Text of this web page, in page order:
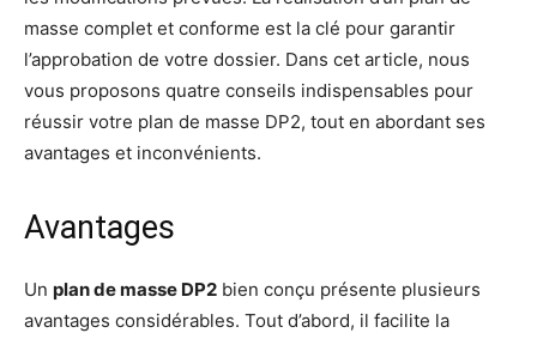
masse complet et conforme est la clé pour garantir
l’approbation de votre dossier. Dans cet article, nous
vous proposons quatre conseils indispensables pour
réussir votre plan de masse DP2, tout en abordant ses
avantages et inconvénients.
Avantages
Un plan de masse DP2 bien conçu présente plusieurs
avantages considérables. Tout d’abord, il facilite la